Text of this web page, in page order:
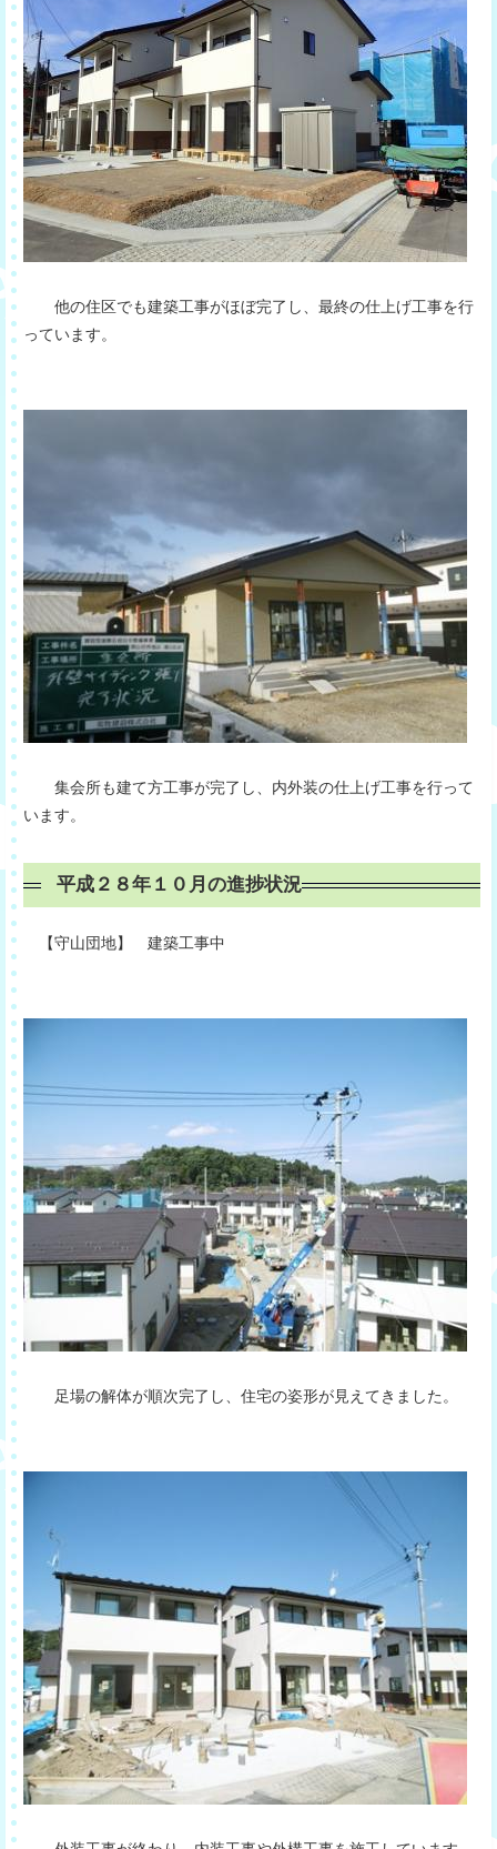
他の住区でも建築工事がほぼ完了し、最終の仕上げ工事を行
っています。
集会所も建て方工事が完了し、内外装の仕上げ工事を行って
います。
平成２８年１０月の進捗状況
【守山団地】 建築工事中
足場の解体が順次完了し、住宅の姿形が見えてきました。